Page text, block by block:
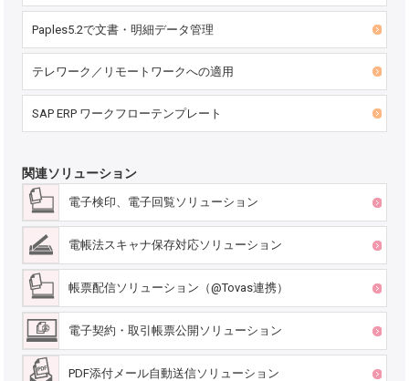
Paples5.2で文書・明細データ管理
テレワーク／リモートワークへの適用
SAP ERP ワークフローテンプレート
関連ソリューション
電子検印、電子回覧ソリューション
電帳法スキャナ保存対応ソリューション
帳票配信ソリューション（@Tovas連携）
電子契約・取引帳票公開ソリューション
PDF添付メール自動送信ソリューション